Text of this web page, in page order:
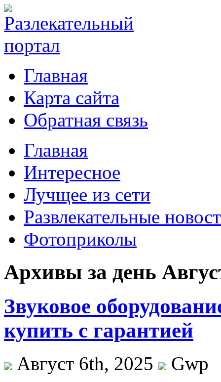
Главная
Карта сайта
Обратная связь
Главная
Интересное
Лучщее из сети
Развлекательные
Фотоприколы
Архивы за день
Звуковое
купить с гарантией
Август 6th, 2025
Gwp